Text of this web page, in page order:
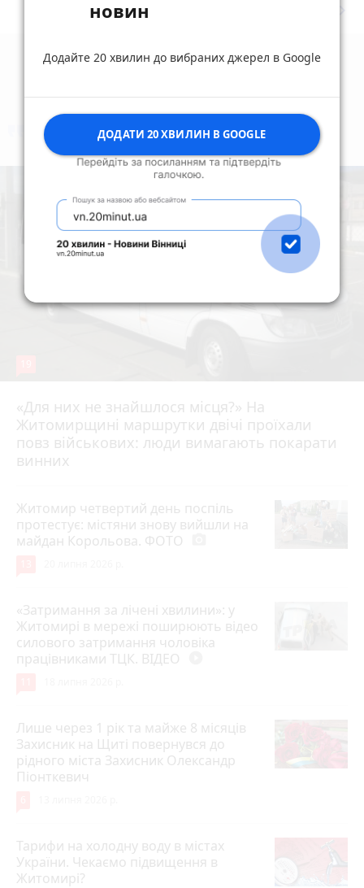
Найчастішекоментують
«Для них не знайшлося місця?» На
Житомирщині маршрутки двічі проїхали
повз військових: люди вимагають покарати
винних
17 липня 2026 р.
Житомир четвертий день поспіль
протестує: містяни знову вийшли на
майдан Корольова. ФОТО
«Затримання за лічені хвилини»: у
Житомирі в мережі поширюють відео
силового затримання чоловіка
працівниками ТЦК. ВІДЕО
Лише через 1 рік та майже 8 місяців
Захисник на Щиті повернувся до
рідного міста Захисник Олександр
Піонткевич
Тарифи на холодну воду в містах
України. Чекаємо підвищення в
Житомирі?
новин
Додайте 20 хвилин до вибраних джерел в Google
ДОДАТИ 20 ХВИЛИН В GOOGLE